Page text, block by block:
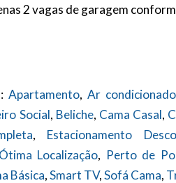
2 vagas de garagem
Apartamento, Ar
Social, Beliche, Cama Casal,
, Estacionamento
Ótima Localização, Perto de
Básica,Smart TV,Sofá Cama,